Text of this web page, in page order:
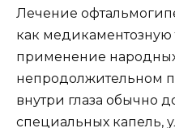
Лечение
как медикаментозную
применение
непродолжительном
внутри глаза обычно
специальных капель,